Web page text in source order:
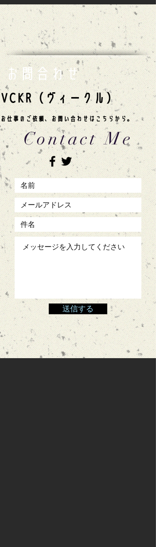
お問合わせ
VCKR（ヴィークル）
お仕事のご依頼、お問い合わせはこちらから。
Contact Me
送信する